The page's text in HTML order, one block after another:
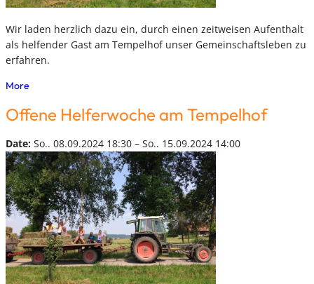
Wir laden herzlich dazu ein, durch einen zeitweisen Aufenthalt
als helfender Gast am Tempelhof unser Gemeinschaftsleben zu
erfahren.
More
Offene Helferwoche am Tempelhof
Date: So.. 08.09.2024 18:30 – So.. 15.09.2024 14:00